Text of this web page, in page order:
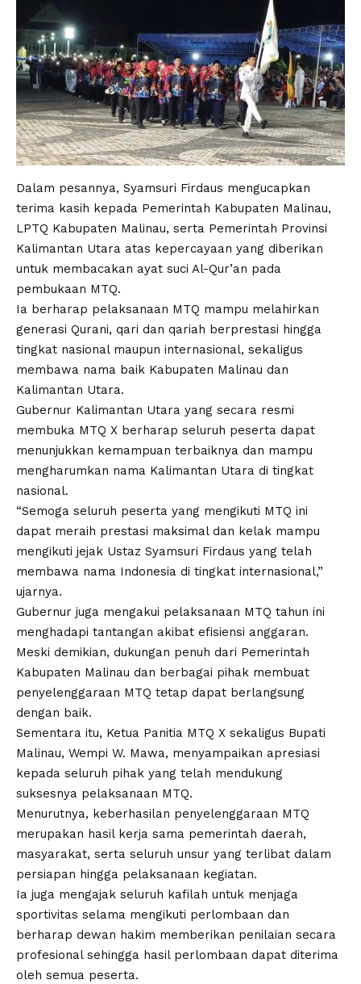
Dalam pesannya, Syamsuri Firdaus mengucapkan
terima kasih kepada Pemerintah Kabupaten Malinau,
LPTQ Kabupaten Malinau, serta Pemerintah Provinsi
Kalimantan Utara atas kepercayaan yang diberikan
untuk membacakan ayat suci Al-Qur’an pada
pembukaan MTQ.
Ia berharap pelaksanaan MTQ mampu melahirkan
generasi Qurani, qari dan qariah berprestasi hingga
tingkat nasional maupun internasional, sekaligus
membawa nama baik Kabupaten Malinau dan
Kalimantan Utara.
Gubernur Kalimantan Utara yang secara resmi
membuka MTQ X berharap seluruh peserta dapat
menunjukkan kemampuan terbaiknya dan mampu
mengharumkan nama Kalimantan Utara di tingkat
nasional.
“Semoga seluruh peserta yang mengikuti MTQ ini
dapat meraih prestasi maksimal dan kelak mampu
mengikuti jejak Ustaz Syamsuri Firdaus yang telah
membawa nama Indonesia di tingkat internasional,”
ujarnya.
Gubernur juga mengakui pelaksanaan MTQ tahun ini
menghadapi tantangan akibat efisiensi anggaran.
Meski demikian, dukungan penuh dari Pemerintah
Kabupaten Malinau dan berbagai pihak membuat
penyelenggaraan MTQ tetap dapat berlangsung
dengan baik.
Sementara itu, Ketua Panitia MTQ X sekaligus Bupati
Malinau, Wempi W. Mawa, menyampaikan apresiasi
kepada seluruh pihak yang telah mendukung
suksesnya pelaksanaan MTQ.
Menurutnya, keberhasilan penyelenggaraan MTQ
merupakan hasil kerja sama pemerintah daerah,
masyarakat, serta seluruh unsur yang terlibat dalam
persiapan hingga pelaksanaan kegiatan.
Ia juga mengajak seluruh kafilah untuk menjaga
sportivitas selama mengikuti perlombaan dan
berharap dewan hakim memberikan penilaian secara
profesional sehingga hasil perlombaan dapat diterima
oleh semua peserta.